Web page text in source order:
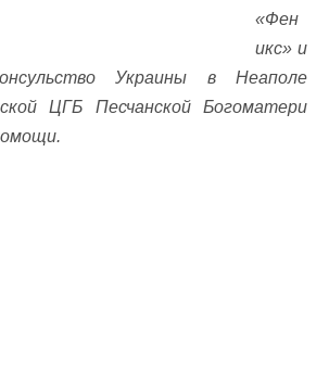
«Фен
икс» и
Украины в Неаполе
ЦГБ Песчанской Богоматери